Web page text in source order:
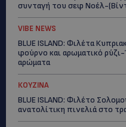
συνταγή του σεφ Νοέλ-
VIBE NEWS
BLUE ISLAND: Φιλέτα
φούρνο και αρωματικό
αρώματα
ΚΟΥΖΙΝΑ
BLUE ISLAND: Φιλέτο
ανατολίτικη πινελιά στο